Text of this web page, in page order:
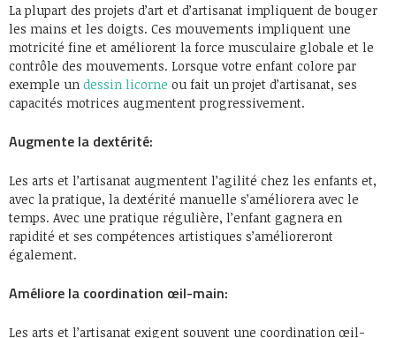
La plupart des projets d’art et d’artisanat impliquent de bouger
les mains et les doigts. Ces mouvements impliquent une
motricité fine et améliorent la force musculaire globale et le
contrôle des mouvements. Lorsque votre enfant colore par
exemple un dessin licorne ou fait un projet d’artisanat, ses
capacités motrices augmentent progressivement.
Augmente la dextérité:
Les arts et l’artisanat augmentent l’agilité chez les enfants et,
avec la pratique, la dextérité manuelle s’améliorera avec le
temps. Avec une pratique régulière, l’enfant gagnera en
rapidité et ses compétences artistiques s’amélioreront
également.
Améliore la coordination œil-main:
Les arts et l’artisanat exigent souvent une coordination œil-